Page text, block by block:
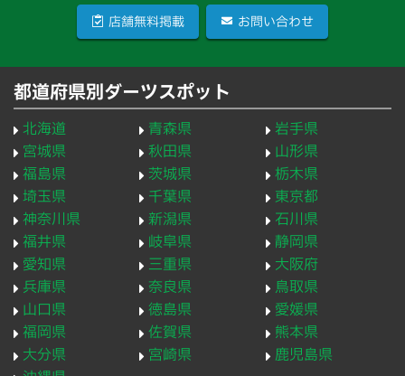
店舗無料掲載 お問い合わせ
都道府県別ダーツスポット
北海道 青森県
岩手県
宮城県
秋田県
山形県
福島県
茨城県
栃木県
埼玉県
千葉県
東京都
神奈川県
新潟県
石川県
福井県
岐阜県
静岡県
愛知県
三重県
大阪府
兵庫県
奈良県
鳥取県
山口県
徳島県
愛媛県
福岡県
佐賀県
熊本県
大分県
宮崎県
鹿児島県